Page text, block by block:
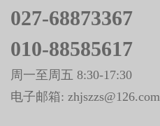
027-68873367
010-88585617
周一至周五 8:30-17:30
电子邮箱: zhjszzs@126.com